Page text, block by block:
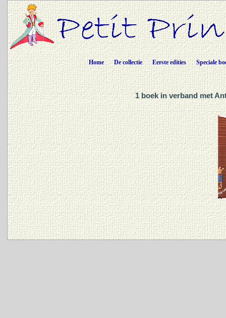
Home De collectie Eerste edities Speciale
1 boek in verband met